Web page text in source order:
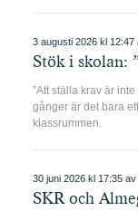
3 augusti 2026 kl 12:47
Stök i skolan:
”Att ställa krav är
gånger är det bara
klassrummen.
30 juni 2026 kl 17:35 av
SKR och